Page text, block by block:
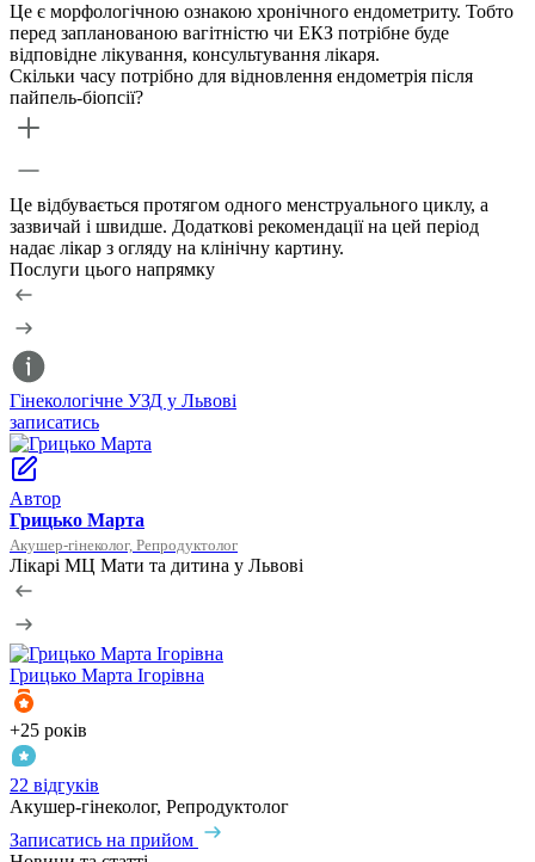
Це є морфологічною ознакою хронічного ендометриту. Тобто
перед запланованою вагітністю чи ЕКЗ потрібне буде
відповідне лікування, консультування лікаря.
Скільки часу потрібно для відновлення ендометрія після
пайпель-біопсії?
Це відбувається протягом одного менструального циклу, а
зазвичай і швидше. Додаткові рекомендації на цей період
надає лікар з огляду на клінічну картину.
Послуги цього напрямку
Гінекологічне УЗД у Львові
записатись
Автор
Грицько Марта
Акушер-гінеколог, Репродуктолог
Лікарі МЦ Мати та дитина у Львові
Грицько Марта Ігорівна
+25 років
22 відгуків
Акушер-гінеколог, Репродуктолог
Записатись на прийом